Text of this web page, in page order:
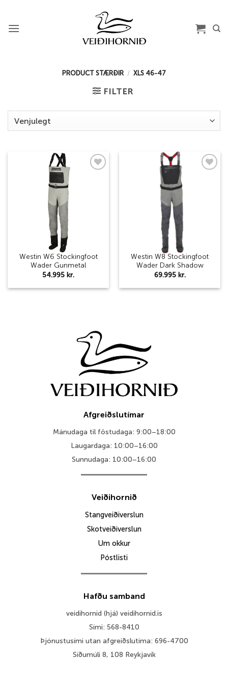
content
PRODUCT STÆRÐIR / XLS 46-47
FILTER
Westin W6 Stockingfoot
Wader Gunmetal
54.995 kr.
Westin W8 Stockingfoot
Wader Dark Shadow
69.995 kr.
Afgreiðslutímar
Mánudaga til föstudaga: 9:00–18:00
Laugardaga: 10:00–16:00
Sunnudaga: 10:00–16:00
Veiðihornið
Stangveiðiverslun
Skotveiðiverslun
Um okkur
Póstlisti
Hafðu samband
veidihornid (hjá) veidihornid.is
Sími: 568-8410
Þjónustusími utan afgreiðslutíma: 696-4700
Síðumúli 8, 108 Reykjavík